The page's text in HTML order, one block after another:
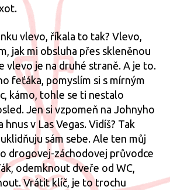
vlevo, říkala to tak? Vlevo,
jak mi obsluha přes skleněnou
vlevo je na druhé straně. A je to.
feťáka, pomyslím si s mírným
kámo, tohle se ti nestalo
Jen si vzpomeň na Johnyho
hnus v Las Vegas. Vidíš? Tak
sám sebe. Ale ten můj
drogovej-záchodovej průvodce
odemknout dveře od WC,
Vrátit klíč, je to trochu